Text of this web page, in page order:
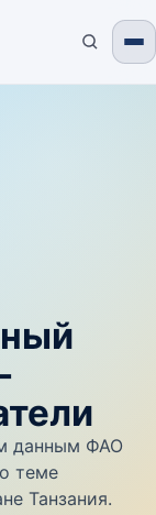
данным ФАО
теме
Танзания.